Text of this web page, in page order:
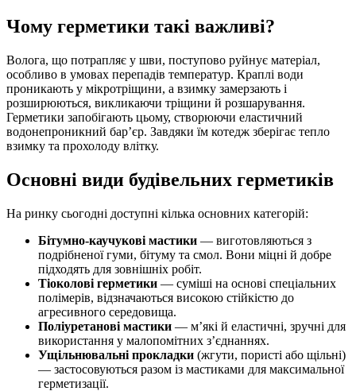
Чому герметики такі важливі?
Волога, що потрапляє у шви, поступово руйнує матеріал,
особливо в умовах перепадів температур. Краплі води
проникають у мікротріщини, а взимку замерзають і
розширюються, викликаючи тріщини й розшарування.
Герметики запобігають цьому, створюючи еластичний
водонепроникний бар’єр. Завдяки їм котедж зберігає тепло
взимку та прохолоду влітку.
Основні види будівельних герметиків
На ринку сьогодні доступні кілька основних категорій:
Бітумно-каучукові мастики — виготовляються з
подрібненої гуми, бітуму та смол. Вони міцні й добре
підходять для зовнішніх робіт.
Тіоколові герметики — суміші на основі спеціальних
полімерів, відзначаються високою стійкістю до
агресивного середовища.
Поліуретанові мастики — м’які й еластичні, зручні для
використання у малопомітних з’єднаннях.
Ущільнювальні прокладки (жгути, пористі або щільні)
— застосовуються разом із мастиками для максимальної
герметизації.